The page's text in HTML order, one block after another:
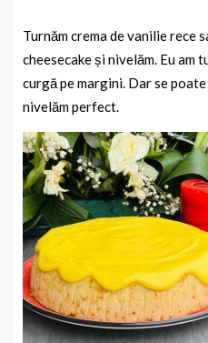
Turnăm crema de vanilie rece
cheesecake și nivelăm. Eu am
curgă pe margini. Dar se
nivelăm perfect.